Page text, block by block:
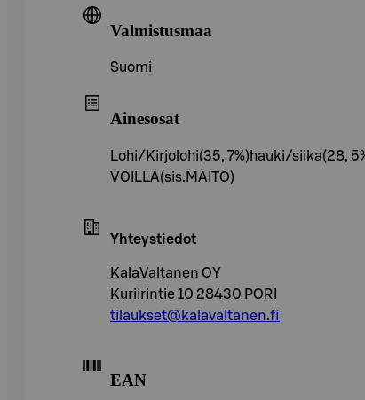
Valmistusmaa
Suomi
Ainesosat
Lohi/Kirjolohi(35, 7%)hauki/siika(28,
VOILLA(sis.MAITO)
Yhteystiedot
KalaValtanen OY
Kuriirintie 10 28430 PORI
tilaukset@kalavaltanen.fi
EAN